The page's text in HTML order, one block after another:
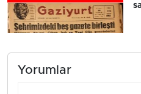
Yorumlar